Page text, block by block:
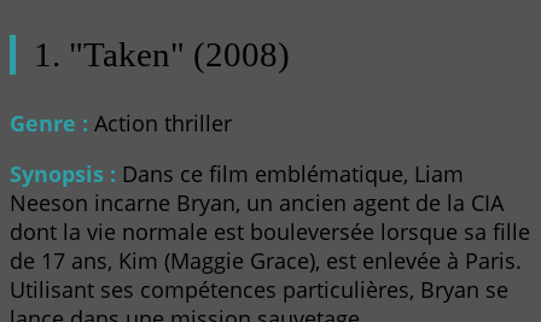
1. "Taken" (2008)
Genre : Action thriller
Synopsis : Dans ce film emblématique, Liam
Neeson incarne Bryan, un ancien agent de la CIA
dont la vie normale est bouleversée lorsque sa fille
de 17 ans, Kim (Maggie Grace), est enlevée à Paris.
Utilisant ses compétences particulières, Bryan se